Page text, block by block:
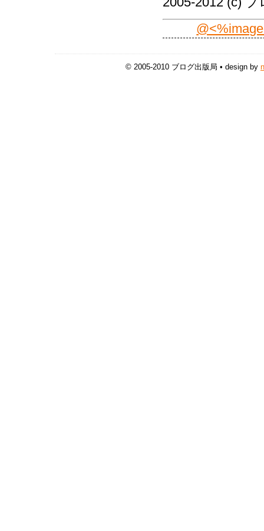
© 2005-2010 ブログ出版局 • design by